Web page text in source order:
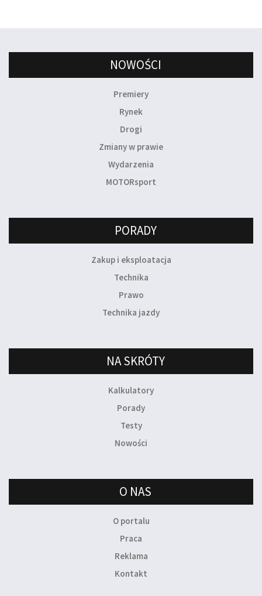
NOWOŚCI
Premiery
Rynek
Drogi
Zmiany w prawie
Wydarzenia
MOTORsport
PORADY
Zakup i eksploatacja
Technika
Prawo
Technika jazdy
NA SKRÓTY
Kalkulatory
Porady
Testy
Nowości
O NAS
O portalu
Praca
Reklama
Kontakt